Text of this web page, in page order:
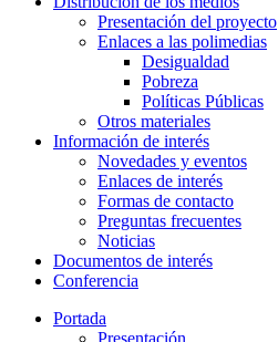
Presentación del proyecto
Enlaces a las polimedias
Desigualdad
Pobreza
Políticas Públicas
Otros materiales
Información de interés
Novedades y eventos
Enlaces de interés
Formas de contacto
Preguntas frecuentes
Noticias
Documentos de interés
Conferencia
Portada
Presentación